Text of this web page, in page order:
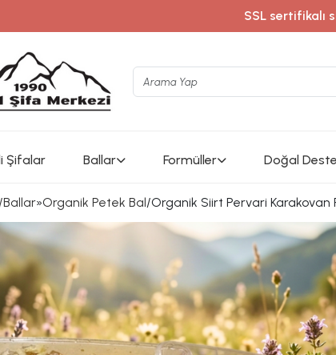
www.instagram.com/nurbalsifamerkezi /
Şifalar Ballar Formüller Doğal
Ballar»Organik Petek Bal/Organik Siirt Pervari Karakovan